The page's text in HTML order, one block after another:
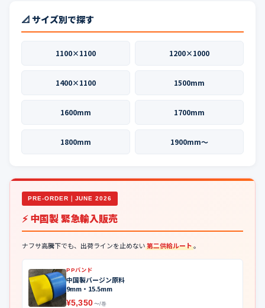
📐 サイズ別で探す
1100×1100 1200×1000
1400×1100 1500mm
1600mm 1700mm
1800mm 1900mm〜
PRE-ORDER｜JUNE 2026
⚡ 中国製 緊急輸入販売
ナフサ高騰下でも、出荷ラインを止めない第二供給ルート。
PPバンド
中国製バージン原料
9mm・15.5mm
¥5,350 〜/巻